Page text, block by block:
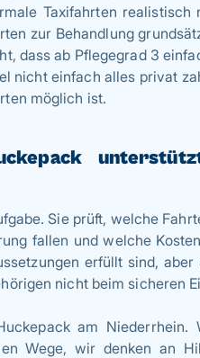
Taxifahrten
zur Behandlung
dass ab Pflegegrad 3
nicht einfach alles privat
möglich ist.
Sie prüft, welche
fallen und welche
erfüllt sind,
nicht beim sicheren
am
Wege, wir denken an